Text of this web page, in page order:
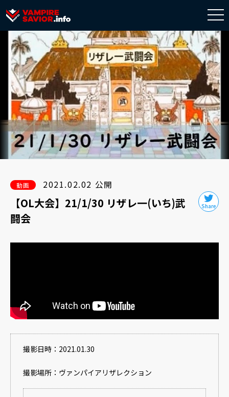
動画 2021.02.02 公開
【OL大会】21/1/30 リザレ一(いち)武
闘会
撮影日時：2021.01.30
撮影場所：ヴァンパイアリザレクション